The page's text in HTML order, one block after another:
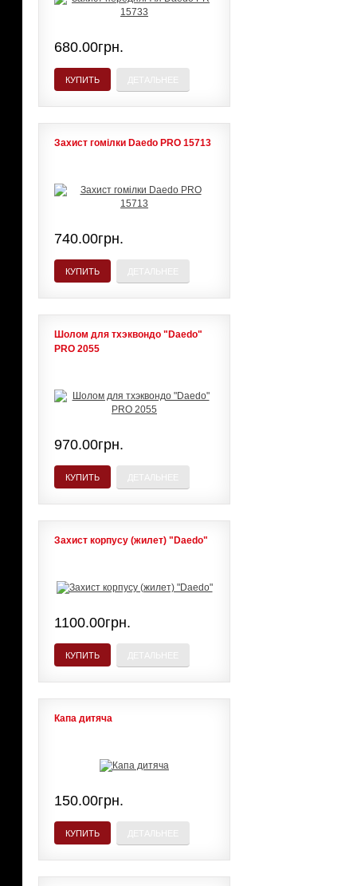
680.00грн.
КУПИТЬ
Захист гомілки Daedo PRO 15713
740.00грн.
КУПИТЬ
Шолом для тхэквондо "Daedo"
PRO 2055
970.00грн.
КУПИТЬ
Захист корпусу (жилет) "Daedo"
1100.00грн.
КУПИТЬ
Капа дитяча
150.00грн.
КУПИТЬ